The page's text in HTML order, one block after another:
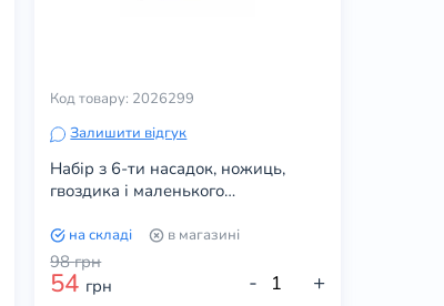
Код товару: 2026299
Залишити відгук
Набір з 6-ти насадок, ножиць,
гвоздика і маленького
на складі в магазині
98грн
54 грн - +